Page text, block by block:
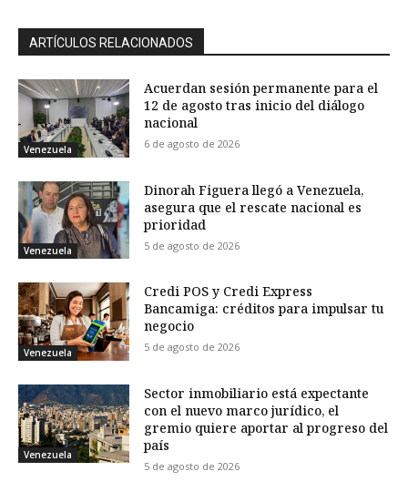
ARTÍCULOS RELACIONADOS
Venezuela
Acuerdan sesión permanente para el
12 de agosto tras inicio del diálogo
nacional
6 de agosto de 2026
Venezuela
Dinorah Figuera llegó a Venezuela,
asegura que el rescate nacional es
prioridad
5 de agosto de 2026
Venezuela
Credi POS y Credi Express
Bancamiga: créditos para impulsar tu
negocio
5 de agosto de 2026
Venezuela
Sector inmobiliario está expectante
con el nuevo marco jurídico, el
gremio quiere aportar al progreso del
país
5 de agosto de 2026